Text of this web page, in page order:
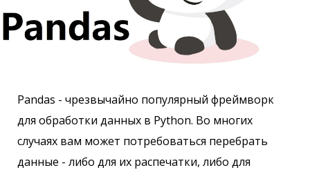
Pandas - чрезвычайно популярный фреймворк
для обработки данных в Python. Во многих
случаях вам может потребоваться перебрать
данные - либо для их распечатки, либо для